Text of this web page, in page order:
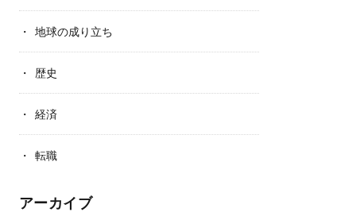
地球の成り立ち
歴史
経済
転職
アーカイブ